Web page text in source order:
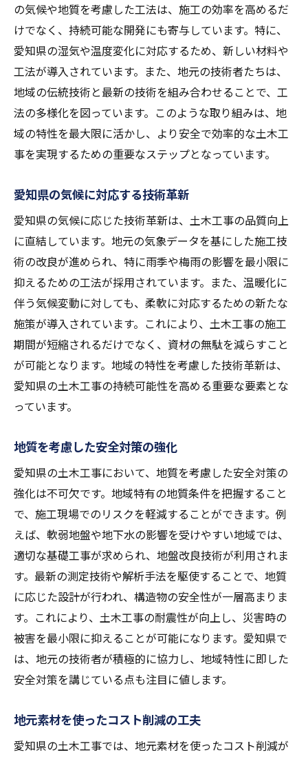
愛知県の環境に優しいエコ工法
地元コミュニティと協力したプロジェクト
地域経済を活性化する土木工事の実例
土木工事における地元素材の活用がもたらす経
済効果
地元素材の利用で実現するコスト削減
地元企業との連携で生まれる新たな雇用
地域の経済循環を促進する工法
地元素材の品質と信頼性の確保
地元素材活用による地域ブランドの確立
愛知県の気候に適応した土木工事の安全性と効
率性向上
気候変動に対応する新しい施工技術
雨季対策としての排水システムの強化
冬季施工を安全に進めるための工夫
緊急事態に備える防災設備の導入
気候データを活用したリアルタイム施工管
気候適応型工法の導入事例
3Dプリンティング技術が変える愛知県の土木工
法
3Dプリンティングによる工期短縮の実現
カスタム設計を可能にする新技術
廃材を再利用したエコなプリンティング
複雑な地形に対応する3D技術の活用
迅速なプロトタイプ作成による効率化
3Dプリンティングがもたらす未来の施工
愛知県の職人技と革新技術の共存が描く未来
伝統技術と最新技術の融合事例
デジタルツールを活用した職人の作業効率
化
の気候や地質を考慮した工法は、施工の効率を高めるだ
けでなく、持続可能な開発にも寄与しています。特に、
愛知県の湿気や温度変化に対応するため、新しい材料や
工法が導入されています。また、地元の技術者たちは、
地域の伝統技術と最新の技術を組み合わせることで、工
法の多様化を図っています。このような取り組みは、地
域の特性を最大限に活かし、より安全で効率的な土木工
事を実現するための重要なステップとなっています。
愛知県の気候に対応する技術革新
愛知県の気候に応じた技術革新は、土木工事の品質向上
に直結しています。地元の気象データを基にした施工技
術の改良が進められ、特に雨季や梅雨の影響を最小限に
抑えるための工法が採用されています。また、温暖化に
伴う気候変動に対しても、柔軟に対応するための新たな
施策が導入されています。これにより、土木工事の施工
期間が短縮されるだけでなく、資材の無駄を減らすこと
が可能となります。地域の特性を考慮した技術革新は、
愛知県の土木工事の持続可能性を高める重要な要素とな
っています。
地質を考慮した安全対策の強化
愛知県の土木工事において、地質を考慮した安全対策の
強化は不可欠です。地域特有の地質条件を把握すること
で、施工現場でのリスクを軽減することができます。例
えば、軟弱地盤や地下水の影響を受けやすい地域では、
適切な基礎工事が求められ、地盤改良技術が利用されま
す。最新の測定技術や解析手法を駆使することで、地質
に応じた設計が行われ、構造物の安全性が一層高まりま
す。これにより、土木工事の耐震性が向上し、災害時の
被害を最小限に抑えることが可能になります。愛知県で
は、地元の技術者が積極的に協力し、地域特性に即した
安全対策を講じている点も注目に値します。
地元素材を使ったコスト削減の工夫
愛知県の土木工事では、地元素材を使ったコスト削減が